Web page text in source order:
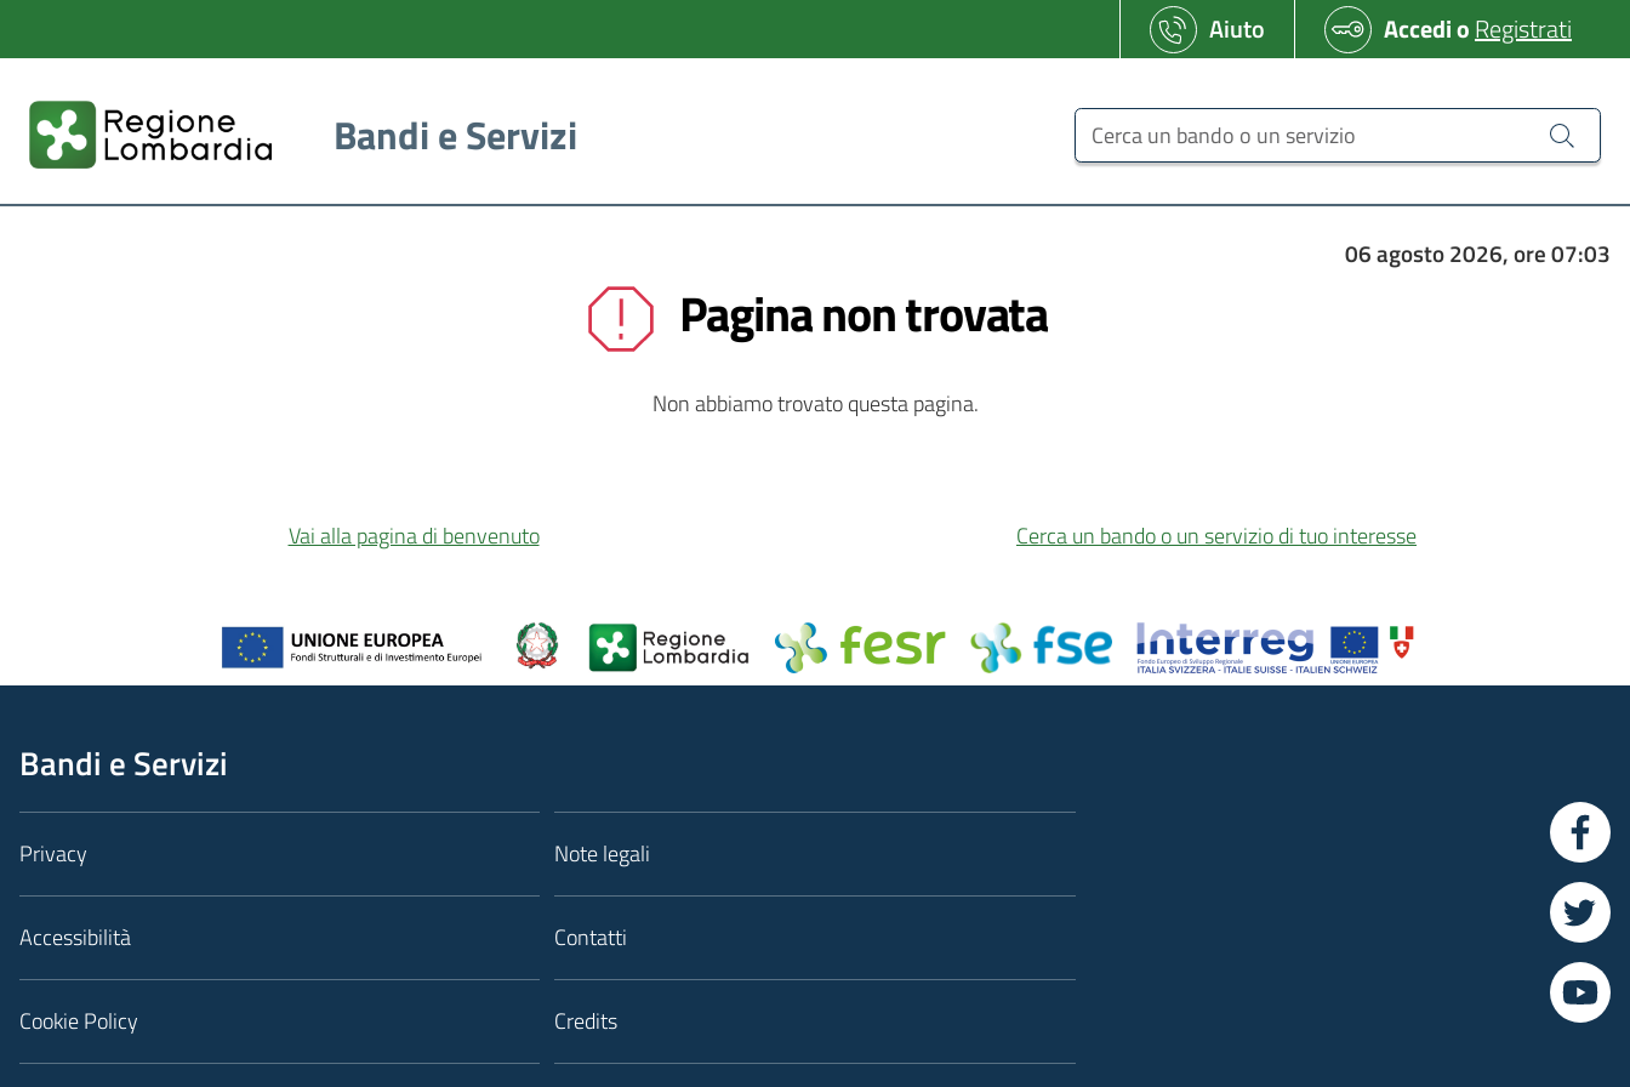
Aiuto AccedioRegistrati
Bandi e Servizi Cerca un bando o un servizio
06 agosto 2026, ore 07:03
Pagina non trovata
Non abbiamo trovato questa pagina.
Vai alla pagina di benvenuto Cerca un bando o un servizio di tuo interesse
Bandi e Servizi
Privacy
Accessibilità
Cookie Policy
Note legali
Contatti
Credits